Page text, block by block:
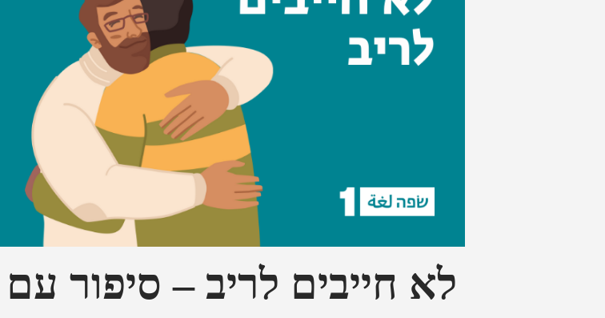
לא חייבים לריב – סיפור